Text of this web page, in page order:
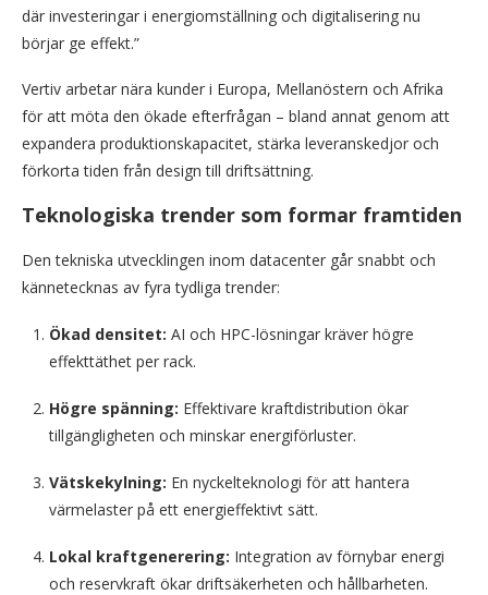
där investeringar i energiomställning och digitalisering nu
börjar ge effekt.”
Vertiv arbetar nära kunder i Europa, Mellanöstern och Afrika
för att möta den ökade efterfrågan – bland annat genom att
expandera produktionskapacitet, stärka leveranskedjor och
förkorta tiden från design till driftsättning.
Teknologiska trender som formar framtiden
Den tekniska utvecklingen inom datacenter går snabbt och
kännetecknas av fyra tydliga trender:
Ökad densitet: AI och HPC-lösningar kräver högre
effekttäthet per rack.
Högre spänning: Effektivare kraftdistribution ökar
tillgängligheten och minskar energiförluster.
Vätskekylning: En nyckelteknologi för att hantera
värmelaster på ett energieffektivt sätt.
Lokal kraftgenerering: Integration av förnybar energi
och reservkraft ökar driftsäkerheten och hållbarheten.